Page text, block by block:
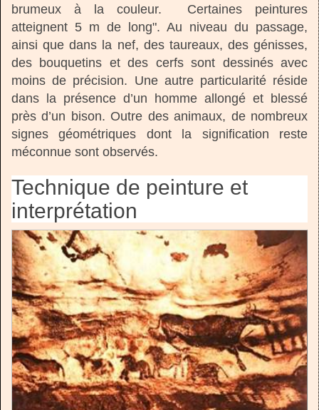
brumeux à la couleur. Certaines peintures
atteignent 5 m de long". Au niveau du passage,
ainsi que dans la nef, des taureaux, des génisses,
des bouquetins et des cerfs sont dessinés avec
moins de précision. Une autre particularité réside
dans la présence d’un homme allongé et blessé
près d’un bison. Outre des animaux, de nombreux
signes géométriques dont la signification reste
méconnue sont observés.
Technique de peinture et
interprétation